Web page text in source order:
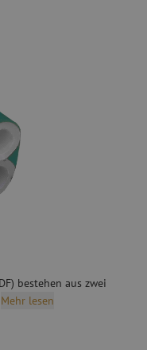
bestehen aus zwei
Mehr lesen